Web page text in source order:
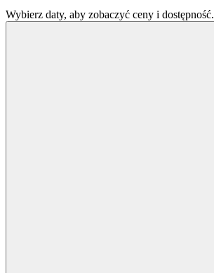
Wybierz daty, aby zobaczyć ceny i dostępność.